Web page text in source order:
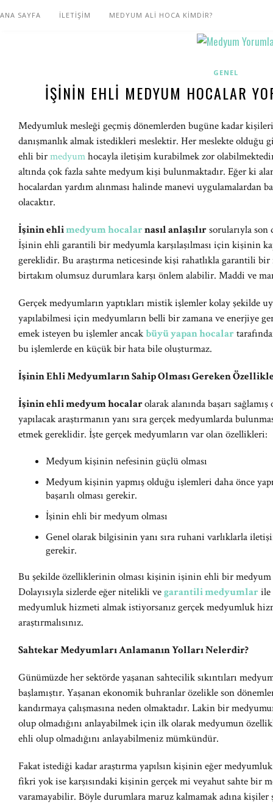
ANA SAYFA İLETİŞİM MEDYUM ALİ HOCA KİMDİR?
GENEL
İŞININ EHLI MEDYUM HOCALAR
Medyumluk mesleği geçmiş dönemlerden bugüne kadar
danışmanlık almak istedikleri meslektir. Her meslekte
ehli birmedyumhocayla iletişim kurabilmek zor
altında çok fazla sahte medyum kişi bulunmaktadır. Eğer ki
hocalardan yardım alınması halinde manevi uygulamalardan
olacaktır.
İşinin ehlimedyum hocalarnasıl anlaşılırsorularıyla son
İşinin ehli garantili bir medyumla karşılaşılması için kişinin
gereklidir. Bu araştırma neticesinde kişi rahatlıkla garantili
birtakım olumsuz durumlara karşı önlem alabilir. Maddi ve
Gerçek medyumların yaptıkları mistik işlemler kolay şekilde
yapılabilmesi için medyumların belli bir zamana ve enerjiye
emek isteyen bu işlemler ancakbüyü yapan hocalar
bu işlemlerde en küçük bir hata bile oluşturmaz.
İşinin Ehli Medyumların Sahip Olması Gereken
İşinin ehli medyum hocalarolarak alanında başarı
yapılacak araştırmanın yanı sıra gerçek medyumlarda
etmek gereklidir. İşte gerçek medyumların var olan özellikleri:
Medyum kişinin nefesinin güçlü olması
Medyum kişinin yapmış olduğu işlemleri daha önce
başarılı olması gerekir.
İşinin ehli bir medyum olması
Genel olarak bilgisinin yanı sıra ruhani varlıklarla
gerekir.
Bu şekilde özelliklerinin olması kişinin işinin ehli bir
Dolayısıyla sizlerde eğer nitelikli vegarantili medyumlarile
medyumluk hizmeti almak istiyorsanız gerçek medyumluk
araştırmalısınız.
Sahtekar Medyumları Anlamanın Yolları Nelerdir?
Günümüzde her sektörde yaşanan sahtecilik sıkıntıları
başlamıştır. Yaşanan ekonomik buhranlar özelikle son
kandırmaya çalışmasına neden olmaktadır. Lakin bir
olup olmadığını anlayabilmek için ilk olarak medyumun
ehli olup olmadığını anlayabilmeniz mümkündür.
Fakat istediği kadar araştırma yapılsın kişinin eğer
fikri yok ise karşısındaki kişinin gerçek mi veyahut sahte bir
varamayabilir. Böyle durumlara maruz kalmamak adına